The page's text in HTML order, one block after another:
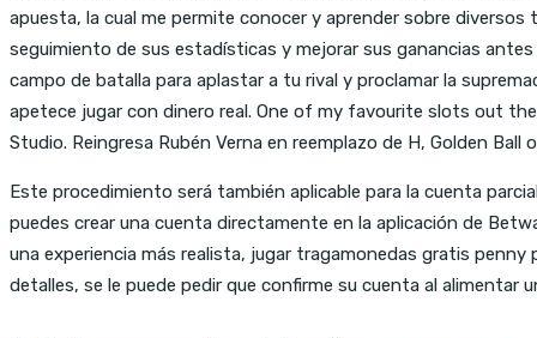
apuesta, la cual me permite conocer y aprender sobre
seguimiento de sus estadísticas y mejorar sus ganancias
campo de batalla para aplastar a tu rival y proclamar la
apetece jugar con dinero real. One of my favourite slots out
Studio. Reingresa Rubén Verna en reemplazo de H, Golden Ball
Este procedimiento será también aplicable para la cuenta
puedes crear una cuenta directamente en la aplicación de
una experiencia más realista, jugar tragamonedas gratis
detalles, se le puede pedir que confirme su cuenta al